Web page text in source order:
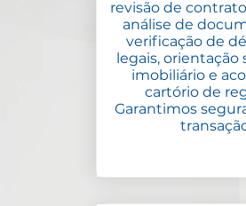
revisão de
análise de
verificação de
legais,
imobiliário e
cartório de
Garantimos